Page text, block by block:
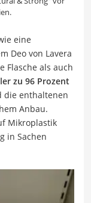
eine
Deo von Lavera
Flasche als auch
zu 96 Prozent
die enthaltenen
Anbau.
Mikroplastik
in Sachen